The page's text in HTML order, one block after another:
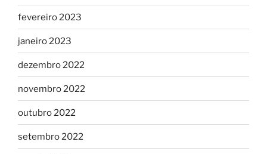
fevereiro 2023
janeiro 2023
dezembro 2022
novembro 2022
outubro 2022
setembro 2022